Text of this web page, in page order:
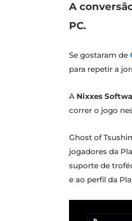
A
PC.
Se gostaram de
para repetir a
A Nixxes
correr o jogo
Ghost of
jogadores da
suporte de
e ao perfil da